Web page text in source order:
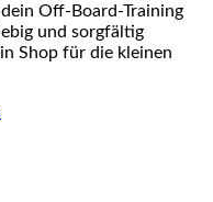
Off-Board-Training
und sorgfältig
Shop für die kleinen